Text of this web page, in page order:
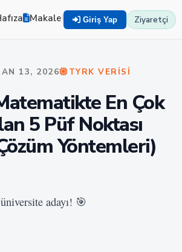
Makaleler Zekayı Eğit TYRK
Giriş Yap Ziyaretçi
13, 2026 TYRK VERISI
En Çok
5 Püf Noktası
Yöntemleri)
adayı! 🎯